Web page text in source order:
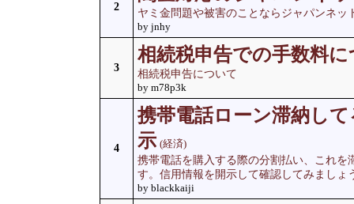
2
ヤミ金問題や被害のことならジャパンネッ
by jnhy
3
相続税申告での手数料
相続税申告について
by m78p3k
4
携帯電話ローン滞納し
示 (経済)
携帯電話を購入する際の分割払い、これを
す。信用情報を開示して確認してみましょ
by blackkaiji